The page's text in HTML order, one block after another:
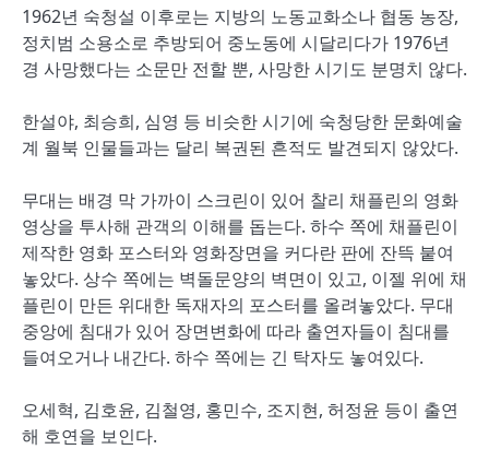
1962년 숙청설 이후로는 지방의 노동교화소나 협동 농장,
정치범 소용소로 추방되어 중노동에 시달리다가 1976년
경 사망했다는 소문만 전할 뿐, 사망한 시기도 분명치 않다.
한설야, 최승희, 심영 등 비슷한 시기에 숙청당한 문화예술
계 월북 인물들과는 달리 복권된 흔적도 발견되지 않았다.
무대는 배경 막 가까이 스크린이 있어 찰리 채플린의 영화
영상을 투사해 관객의 이해를 돕는다. 하수 쪽에 채플린이
제작한 영화 포스터와 영화장면을 커다란 판에 잔뜩 붙여
놓았다. 상수 쪽에는 벽돌문양의 벽면이 있고, 이젤 위에 채
플린이 만든 위대한 독재자의 포스터를 올려놓았다. 무대
중앙에 침대가 있어 장면변화에 따라 출연자들이 침대를
들여오거나 내간다. 하수 쪽에는 긴 탁자도 놓여있다.
오세혁, 김호윤, 김철영, 홍민수, 조지현, 허정윤 등이 출연
해 호연을 보인다.